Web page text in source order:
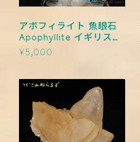
アポフィライト 魚眼石
Apophyllite イギリス
TM-0012
¥5,000